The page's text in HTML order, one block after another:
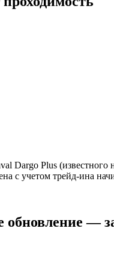
Dargo Plus
с учетом трейд-ина
—